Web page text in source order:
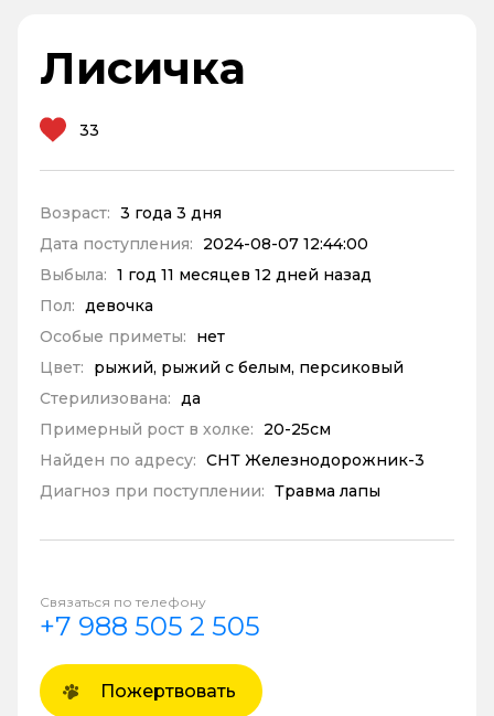
Лисичка
33
Возраст: 3 года 3 дня
Дата поступления:
2024-08-07 12:44:00
Выбыла: 1 год 11 месяцев 12 дней назад
Пол: девочка
Особые приметы:
нет
Цвет:
рыжий, рыжий с белым, персиковый
Стерилизована: да
Примерный рост в холке:
20-25см
Найден по адресу: СНТ Железнодорожник-3
Диагноз при поступлении: Травма лапы
Связаться по телефону
+7 988 505 2 505
Пожертвовать